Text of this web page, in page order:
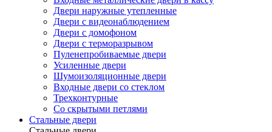
Двери наружные утепленные
Двери с видеонаблюдением
Двери с домофоном
Двери с терморазрывом
Пуленепробиваемые двери
Усиленные двери
Шумоизоляционные двери
Входные двери со стеклом
Трехконтурные
Со скрытыми петлями
Стальные двери